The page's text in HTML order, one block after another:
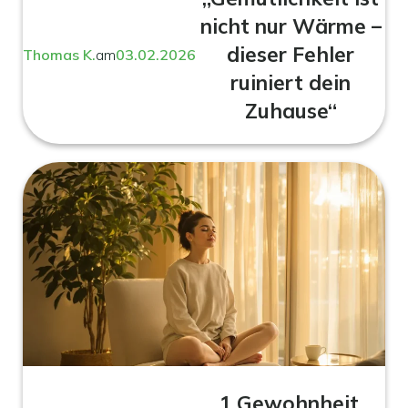
Thomas K.am03.02.2026
nicht nur Wärme –
dieser Fehler
ruiniert dein
Zuhause“